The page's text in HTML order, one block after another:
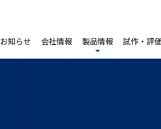
お知らせ 会社情報 製品情報 試作・評